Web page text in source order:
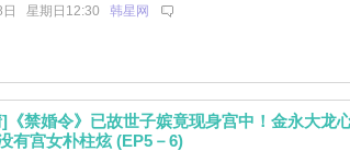
日 星期日12:30 韩星网
《禁婚令》已故世子嫔竟现身宫中！金永大龙
有宫女朴柱炫 (EP5－6)